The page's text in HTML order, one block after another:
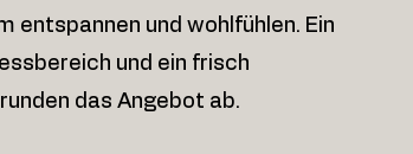
entspannen und wohlfühlen. Ein
und ein frisch
das Angebot ab.